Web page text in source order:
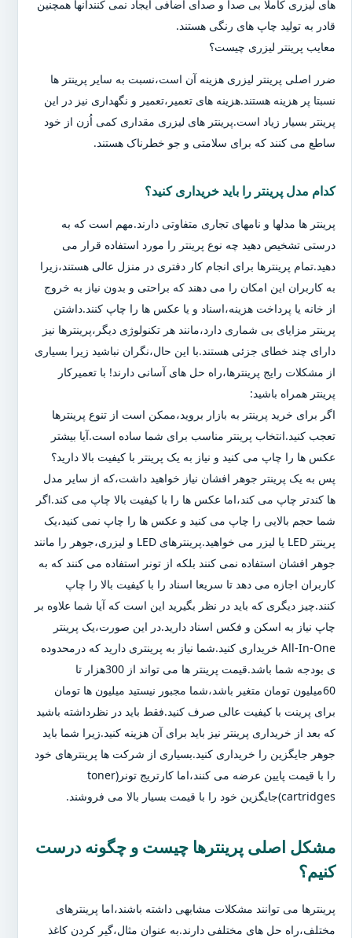
های لیزری کاملا بی صدا و صدای اضافی ایجاد نمی کنندآنها همچنین
قادر به تولید چاپ های رنگی هستند.
معایب پرینتر لیزری چیست؟
ضرر اصلی پرینتر لیزری هزینه آن است،نسبت به سایر پرینتر ها
نسبتا پر هزینه هستند.هزینه های تعمیر،تعمیر و نگهداری نیز در این
پرینتر بسیار زیاد است.پرینتر های لیزری مقداری کمی اُزن از خود
ساطع می کنند که برای سلامتی و جو خطرناک هستند.
کدام مدل پرینتر را باید خریداری کنید؟
پرینتر ها مدلها و نامهای تجاری متفاوتی دارند.مهم است که به
درستی تشخیص دهید چه نوع پرینتر را مورد استفاده قرار می
دهید.تمام پرینترها برای انجام کار دفتری در منزل عالی هستند،زیرا
به کاربران این امکان را می دهند که براحتی و بدون نیاز به خروج
از خانه یا پرداخت هزینه،اسناد و یا عکس ها را چاپ کنند.داشتن
پرینتر مزایای بی شماری دارد،مانند هر تکنولوژی دیگر،پرینترها نیز
دارای چند خطای جزئی هستند.با این حال،نگران نباشید زیرا بسیاری
از مشکلات رایج پرینترها،راه حل های آسانی دارند! با تعمیرکار
پرینتر همراه باشید:
اگر برای خرید پرینتر به بازار بروید،ممکن است از تنوع پرینترها
تعجب کنید.انتخاب پرینتر مناسب برای شما ساده است.آیا بیشتر
عکس ها را چاپ می کنید و نیاز به یک پرینتر با کیفیت بالا دارید؟
پس به یک پرینتر جوهر افشان نیاز خواهید داشت،که از سایر مدل
ها کندتر چاپ می کند،اما عکس ها را با کیفیت بالا چاپ می کند.اگر
شما حجم بالایی را چاپ می کنید و عکس ها را چاپ نمی کنید،یک
پرینتر LED یا لیزر می خواهید.پرینترهای LED و لیزری،جوهر را مانند
جوهر افشان استفاده نمی کنند بلکه از تونر استفاده می کنند که به
کاربران اجازه می دهد تا سریعا اسناد را با کیفیت بالا را چاپ
کنند.چیز دیگری که باید در نظر بگیرید این است که آیا شما علاوه بر
چاپ نیاز به اسکن و فکس اسناد دارید.در این صورت،یک پرینتر
All-In-One خریداری کنید.شما نیاز به پرینتری دارید که درمحدوده
ی بودجه شما باشد.قیمت پرینتر ها می تواند از 300هزار تا
60میلیون تومان متغیر باشد،شما مجبور نیستید میلیون ها تومان
برای پرینت با کیفیت عالی صرف کنید.فقط باید در نظرداشته باشید
که بعد از خریداری پرینتر نیز باید برای آن هزینه کنید.زیرا شما باید
جوهر جایگزین را خریداری کنید.بسیاری از شرکت ها پرینترهای خود
را با قیمت پایین عرضه می کنند،اما کارتریج تونر(toner
cartridges)جایگزین خود را با قیمت بسیار بالا می فروشند.
مشکل اصلی پرینترها چیست و چگونه درست
کنیم؟
پرینترها می توانند مشکلات مشابهی داشته باشند،اما پرینترهای
مختلف،راه حل های مختلفی دارند.به عنوان مثال،گیر کردن کاغذ